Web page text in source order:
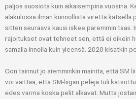
paljoa suosiota kuin aikaisempina vuosina.
alakulossa ilman kunnollista virettä katsella
sitten seuraava kausi iskee paremmin taas.
rajoitukset ovat tehneet sen, että ei oikein
samalla innolla kuin yleensä. 2020 kisatkin
Oon tainnut jo aiemminkin mainita, että SM
voi väittää, että SM-liigan pelejä tuli
edes varma koska pelit alkavat. Mutta